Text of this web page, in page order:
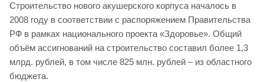
Строительство нового акушерского корпуса началось в
2008 году в соответствии с распоряжением Правительства
РФ в рамках национального проекта «Здоровье». Общий
объём ассигнований на строительство составил более 1,3
млрд. рублей, в том числе 825 млн. рублей – из областного
бюджета.